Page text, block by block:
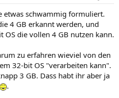
etwas schwammig formuliert.
4 GB erkannt werden, und
die vollen 4 GB nutzen kann.
zu erfahren wieviel von den
32-bit OS "verarbeiten kann".
3 GB. Dass habt ihr aber ja
.